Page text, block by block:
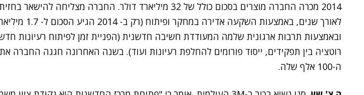
2014 מכרה החברה מוצרים בסכום כולל של 32 מיליארד דולר. החברה מצליחה
לאורך שנים, באמצעות השקעה אדירה
ובאמצעות תרבות ארגונית שלמה המעודדת חשיבה חדשנית (הפניית זמן לפיתוח רעיונות
רוטציה בין תפקידים, ייסוד פורומים להחלפת רעיונות ועוד). בשנה האחרונה חגגה החברה
ה-100 אלף שלה.